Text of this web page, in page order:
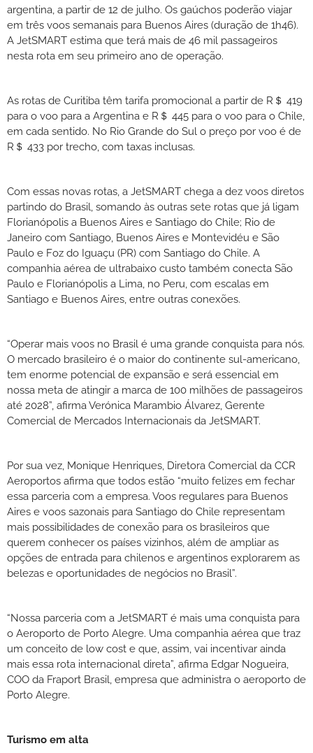
argentina, a partir de 12 de julho. Os gaúchos poderão viajar
em três voos semanais para Buenos Aires (duração de 1h46).
A JetSMART estima que terá mais de 46 mil passageiros
nesta rota em seu primeiro ano de operação.
As rotas de Curitiba têm tarifa promocional a partir de R＄ 419
para o voo para a Argentina e R＄ 445 para o voo para o Chile,
em cada sentido. No Rio Grande do Sul o preço por voo é de
R＄ 433 por trecho, com taxas inclusas.
Com essas novas rotas, a JetSMART chega a dez voos diretos
partindo do Brasil, somando às outras sete rotas que já ligam
Florianópolis a Buenos Aires e Santiago do Chile; Rio de
Janeiro com Santiago, Buenos Aires e Montevidéu e São
Paulo e Foz do Iguaçu (PR) com Santiago do Chile. A
companhia aérea de ultrabaixo custo também conecta São
Paulo e Florianópolis a Lima, no Peru, com escalas em
Santiago e Buenos Aires, entre outras conexões.
“Operar mais voos no Brasil é uma grande conquista para nós.
O mercado brasileiro é o maior do continente sul-americano,
tem enorme potencial de expansão e será essencial em
nossa meta de atingir a marca de 100 milhões de passageiros
até 2028”, afirma Verónica Marambio Álvarez, Gerente
Comercial de Mercados Internacionais da JetSMART.
Por sua vez, Monique Henriques, Diretora Comercial da CCR
Aeroportos afirma que todos estão “muito felizes em fechar
essa parceria com a empresa. Voos regulares para Buenos
Aires e voos sazonais para Santiago do Chile representam
mais possibilidades de conexão para os brasileiros que
querem conhecer os países vizinhos, além de ampliar as
opções de entrada para chilenos e argentinos explorarem as
belezas e oportunidades de negócios no Brasil”.
“Nossa parceria com a JetSMART é mais uma conquista para
o Aeroporto de Porto Alegre. Uma companhia aérea que traz
um conceito de low cost e que, assim, vai incentivar ainda
mais essa rota internacional direta”, afirma Edgar Nogueira,
COO da Fraport Brasil, empresa que administra o aeroporto de
Porto Alegre.
Turismo em alta